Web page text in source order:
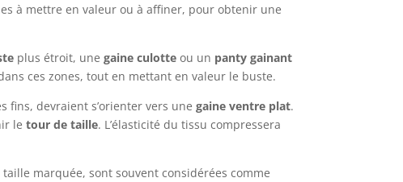
à mettre en valeur ou à affiner, pour obtenir une
plus étroit, unegaine culotte ou un panty gainant
ces zones, tout en mettant en valeur le buste.
fins, devraient s’orienter vers unegaine ventre plat.
letour de taille. L’élasticité du tissu compressera
marquée, sont souvent considérées comme